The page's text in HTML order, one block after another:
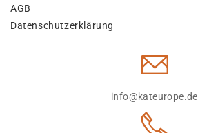
AGB
Datenschutzerklärung
info@kateurope.de